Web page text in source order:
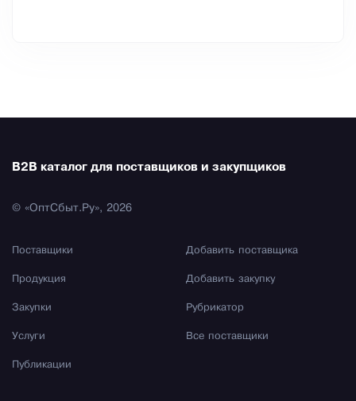
B2B каталог для поставщиков и закупщиков
© «ОптСбыт.Ру», 2026
Поставщики
Продукция
Закупки
Услуги
Публикации
Добавить поставщика
Добавить закупку
Рубрикатор
Все поставщики